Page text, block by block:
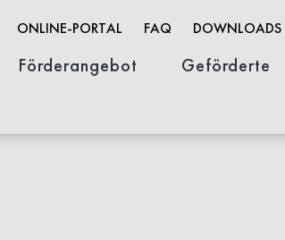
ONLINE-PORTAL FAQ DOWNLOADS
Förderangebot
Geförderte